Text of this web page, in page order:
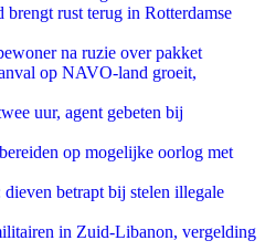
rust terug in Rotterdamse
na ruzie over pakket
op NAVO-land groeit,
uur, agent gebeten bij
op mogelijke oorlog met
betrapt bij stelen illegale
in Zuid-Libanon, vergelding